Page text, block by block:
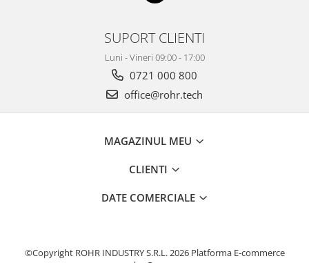
SUPORT CLIENTI
Luni - Vineri 09:00 - 17:00
0721 000 800
office@rohr.tech
MAGAZINUL MEU
CLIENTI
DATE COMERCIALE
©Copyright ROHR INDUSTRY S.R.L. 2026 Platforma E-commerce